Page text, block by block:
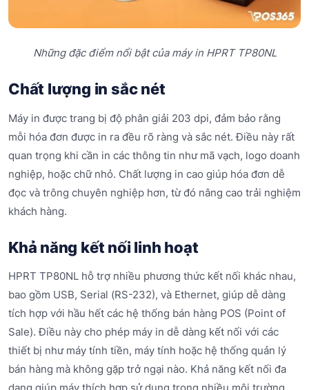
Những đặc điểm nổi bật của máy in HPRT TP80NL
Chất lượng in sắc nét
Máy in được trang bị độ phân giải 203 dpi, đảm bảo rằng
mỗi hóa đơn được in ra đều rõ ràng và sắc nét. Điều này rất
quan trọng khi cần in các thông tin như mã vạch, logo doanh
nghiệp, hoặc chữ nhỏ. Chất lượng in cao giúp hóa đơn dễ
đọc và trông chuyên nghiệp hơn, từ đó nâng cao trải nghiệm
khách hàng.
Khả năng kết nối linh hoạt
HPRT TP80NL hỗ trợ nhiều phương thức kết nối khác nhau,
bao gồm USB, Serial (RS-232), và Ethernet, giúp dễ dàng
tích hợp với hầu hết các hệ thống bán hàng POS (Point of
Sale). Điều này cho phép máy in dễ dàng kết nối với các
thiết bị như máy tính tiền, máy tính hoặc hệ thống quản lý
bán hàng mà không gặp trở ngại nào. Khả năng kết nối đa